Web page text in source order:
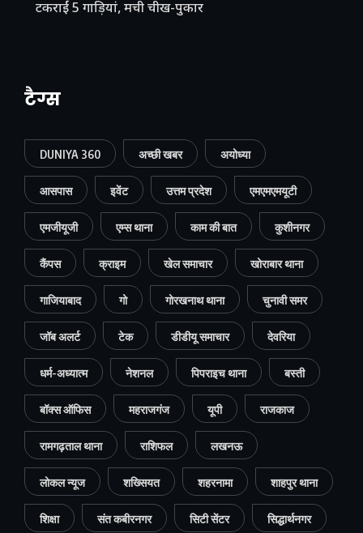
टकराईं 5 गाड़ियां, मची चीख-पुकार
टैग्स
DUNIYA 360 अच्छी खबर अयोध्या
आसपास इवेंट उत्तम प्रदेश एमएमएमयूटी
एमजीयूजी एम्स थाना काम की बात कुशीनगर
कैंपस क्राइम खेल समाचार खोराबार थाना
गाजियाबाद गो गोरखनाथ थाना चुनावी समर
जॉब अलर्ट टेक डीडीयू समाचार देवरिया
धर्म-अध्यात्म नेशनल पिपराइच थाना बस्ती
बॉक्स ऑफिस महराजगंज यूपी राजकाज
रामगढ़ताल थाना राशिफल लखनऊ
लोकल न्यूज शख्सियत शहरनामा शाहपुर थाना
शिक्षा संत कबीरनगर सिटी सेंटर सिद्धार्थनगर